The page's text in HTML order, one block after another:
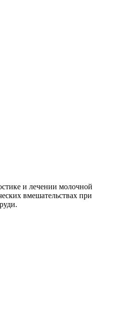
и лечении молочной
вмешательствах при